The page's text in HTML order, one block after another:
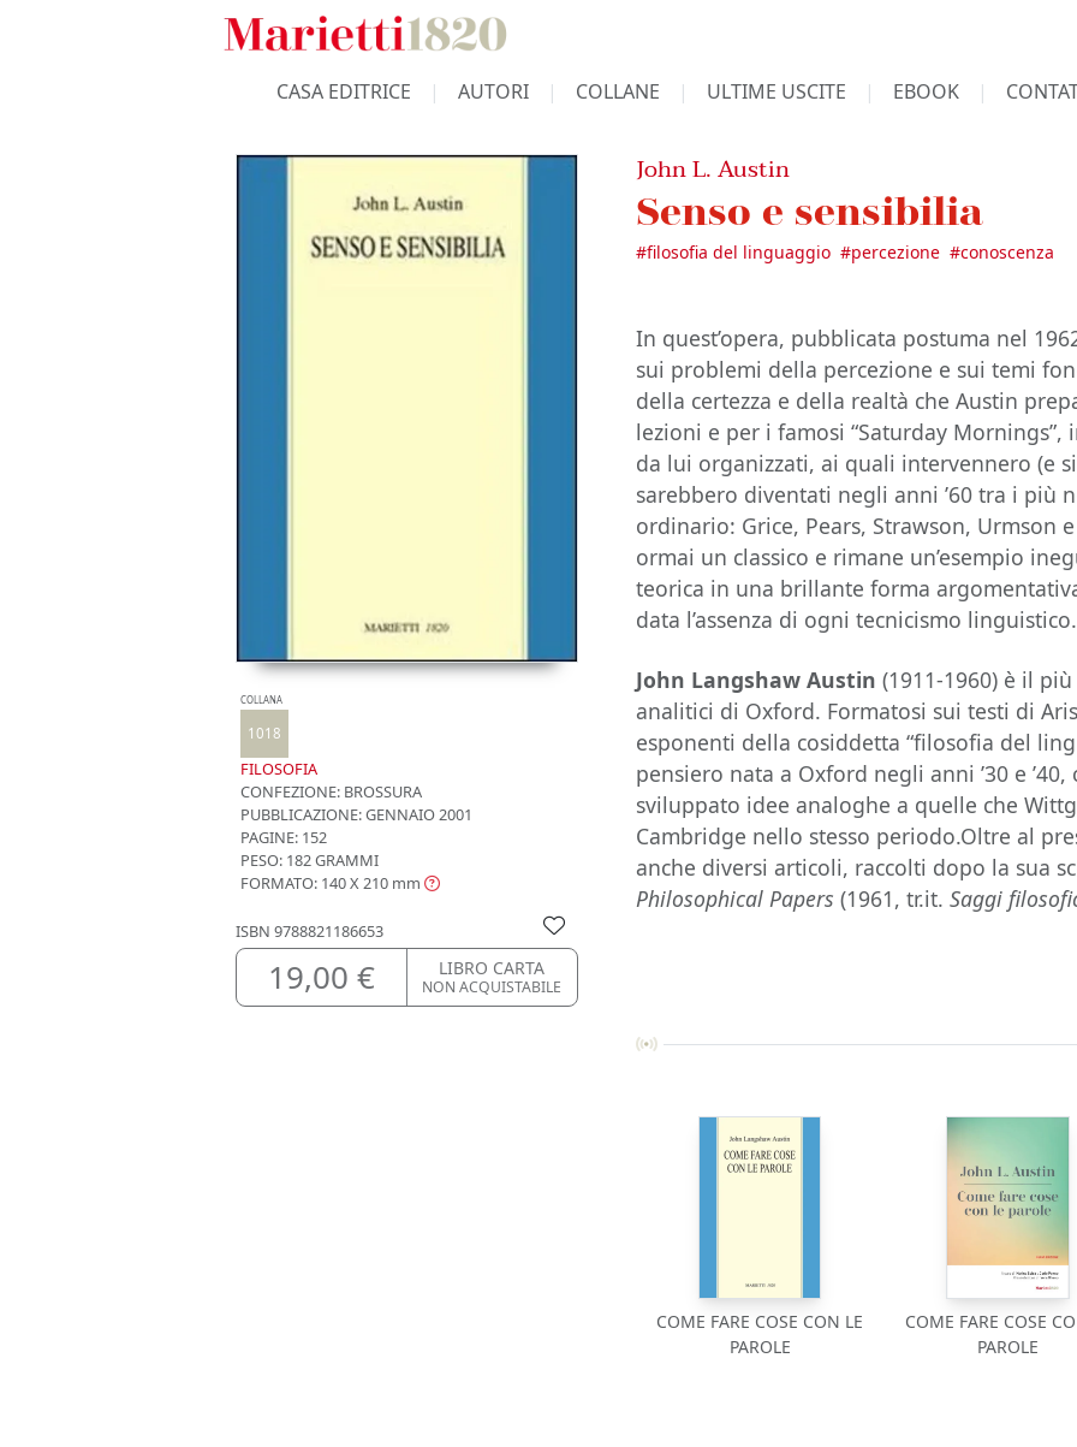
CASA EDITRICE AUTORI COLLANE ULTIME USCITE EBOOK
COLLANA
1018
FILOSOFIA
CONFEZIONE: BROSSURA
PUBBLICAZIONE:GENNAIO 2001
PAGINE: 152
PESO: 182 GRAMMI
FORMATO: 140 X 210 mm
ISBN 9788821186653
19,00 € LIBRO CARTA
NON ACQUISTABILE
John L. Austin
Senso e sensibilia
#filosofia del linguaggio #percezione #conoscenza
In quest’opera, pubblicata postuma nel
sui problemi della percezione e sui temi
della certezza e della realtà che Austin
lezioni e per i famosi “Saturday
da lui organizzati, ai quali intervennero (e
sarebbero diventati negli anni ’60 tra i più
ordinario: Grice, Pears, Strawson, Urmson
ormai un classico e rimane un’esempio
teorica in una brillante forma
data l’assenza di ogni tecnicismo linguistico.
John Langshaw Austin (1911-1960) è il
analitici di Oxford. Formatosi sui testi di
esponenti della cosiddetta “filosofia del
pensiero nata a Oxford negli anni ’30 e
sviluppato idee analoghe a quelle che
Cambridge nello stesso periodo.Oltre al
anche diversi articoli, raccolti dopo la sua
Philosophical Papers (1961, tr.it.Saggi
COME FARE COSE CON LE
PAROLE
COME FARE COSE
PAROLE